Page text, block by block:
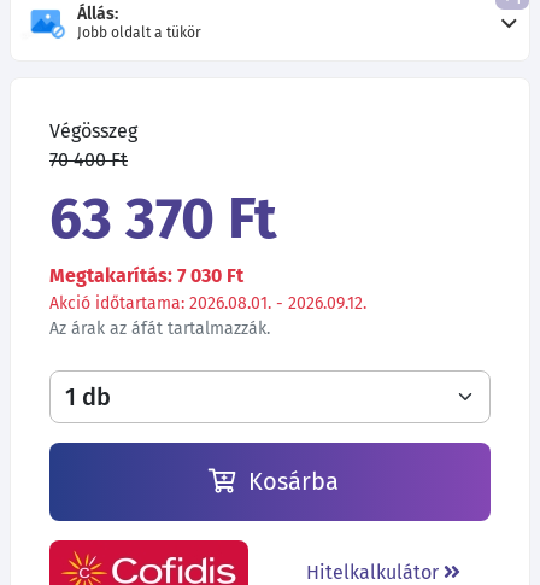
Állás:
Jobb oldalt a tükör
Végösszeg
70 400 Ft
63 370 Ft
Megtakarítás: 7 030 Ft
Akció időtartama: 2026.08.01. - 2026.09.12.
Az árak az áfát tartalmazzák.
Kosárba
Hitelkalkulátor